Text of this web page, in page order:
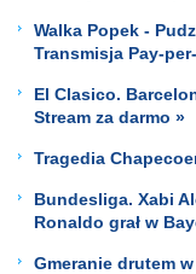
Walka Popek -
Transmisja Pay-
El Clasico.
Stream za darmo »
Tragedia
Bundesliga. Xabi
Ronaldo grał w
Gmeranie drutem